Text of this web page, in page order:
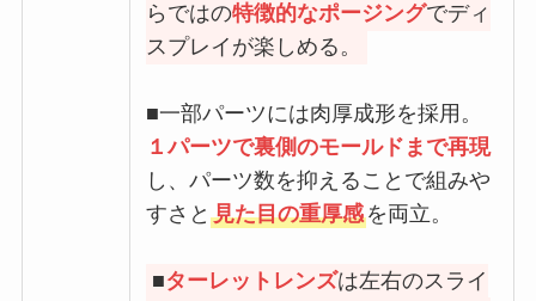
らではの特徴的なポージングでディ
スプレイが楽しめる。
■一部パーツには肉厚成形を採用。
１パーツで裏側のモールドまで再現
し、パーツ数を抑えることで組みや
すさと見た目の重厚感を両立。
■ターレットレンズは左右のスライ